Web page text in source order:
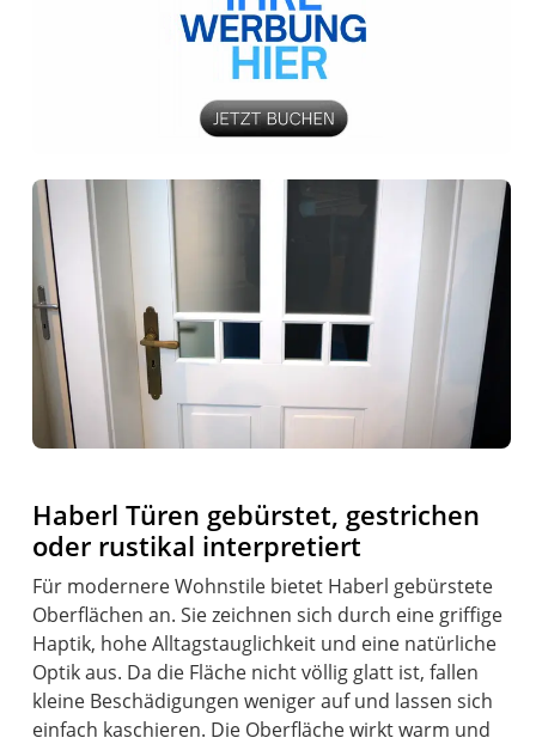
Haberl Türen gebürstet, gestrichen
oder rustikal interpretiert
Für modernere Wohnstile bietet Haberl gebürstete
Oberflächen an. Sie zeichnen sich durch eine griffige
Haptik, hohe Alltagstauglichkeit und eine natürliche
Optik aus. Da die Fläche nicht völlig glatt ist, fallen
kleine Beschädigungen weniger auf und lassen sich
einfach kaschieren. Die Oberfläche wirkt warm und